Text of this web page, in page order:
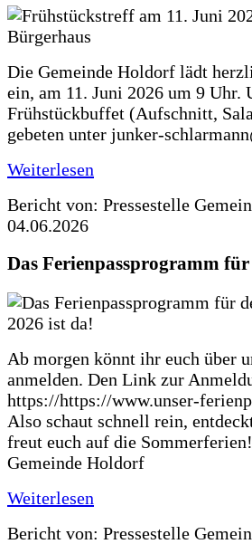
Die Gemeinde Holdorf lädt
ein, am 11. Juni 2026 um 9 Uhr.
Frühstückbuffet (Aufschnitt,
gebeten unter junker-
Weiterlesen
Bericht von: Pressestelle
04.06.2026
Das Ferienpassprogramm
Ab morgen könnt ihr euch über
anmelden. Den Link zur
https://https://www.unser-
Also schaut schnell rein,
freut euch auf die
Gemeinde Holdorf
Weiterlesen
Bericht von: Pressestelle